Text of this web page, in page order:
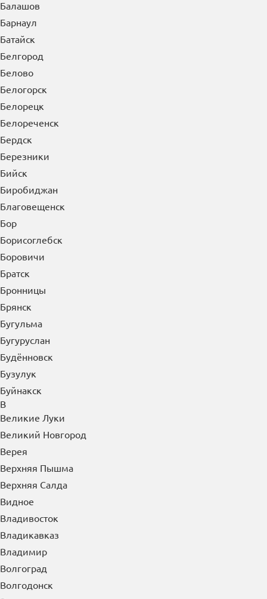
Балашиха
Балашов
Барнаул
Батайск
Белгород
Белово
Белогорск
Белорецк
Белореченск
Бердск
Березники
Бийск
Биробиджан
Благовещенск
Бор
Борисоглебск
Боровичи
Братск
Бронницы
Брянск
Бугульма
Бугуруслан
Будённовск
Бузулук
Буйнакск
В
Великие Луки
Великий Новгород
Верея
Верхняя Пышма
Верхняя Салда
Видное
Владивосток
Владикавказ
Владимир
Волгоград